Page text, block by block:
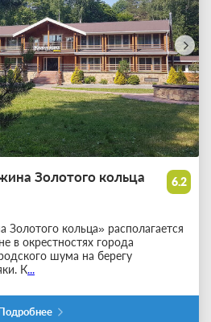
6.2
Золотого кольца
кольца» располагается
в окрестностях города
шума на берегу
К...
Подробнее